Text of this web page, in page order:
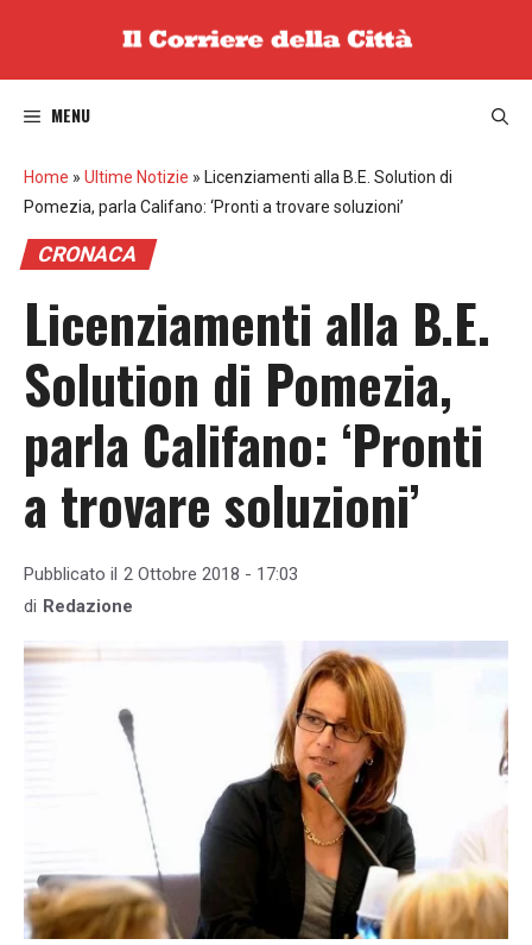
MENU
Home » Ultime Notizie » Licenziamenti alla B.E. Solution di
Pomezia, parla Califano: ‘Pronti a trovare soluzioni’
CRONACA
Licenziamenti alla B.E.
Solution di Pomezia,
parla Califano: ‘Pronti
a trovare soluzioni’
Pubblicato il 2 Ottobre 2018 - 17:03
di Redazione